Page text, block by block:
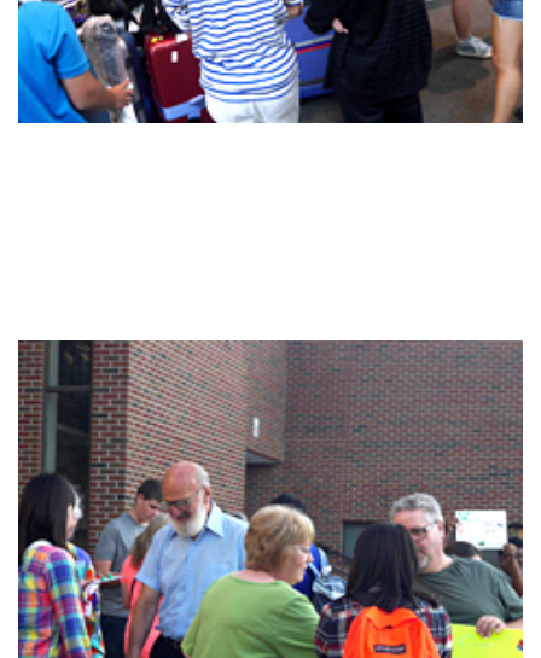
緊急・災害時の対応
ご支援をお考えの方へ
同窓会
ENGLISHページ